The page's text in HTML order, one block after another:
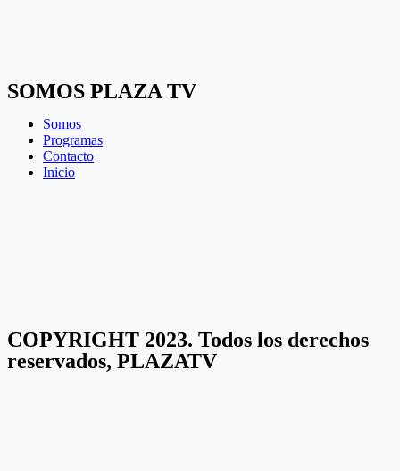
SOMOS PLAZA TV
Somos
Programas
Contacto
Inicio
COPYRIGHT 2023. Todos los derechos
reservados, PLAZATV